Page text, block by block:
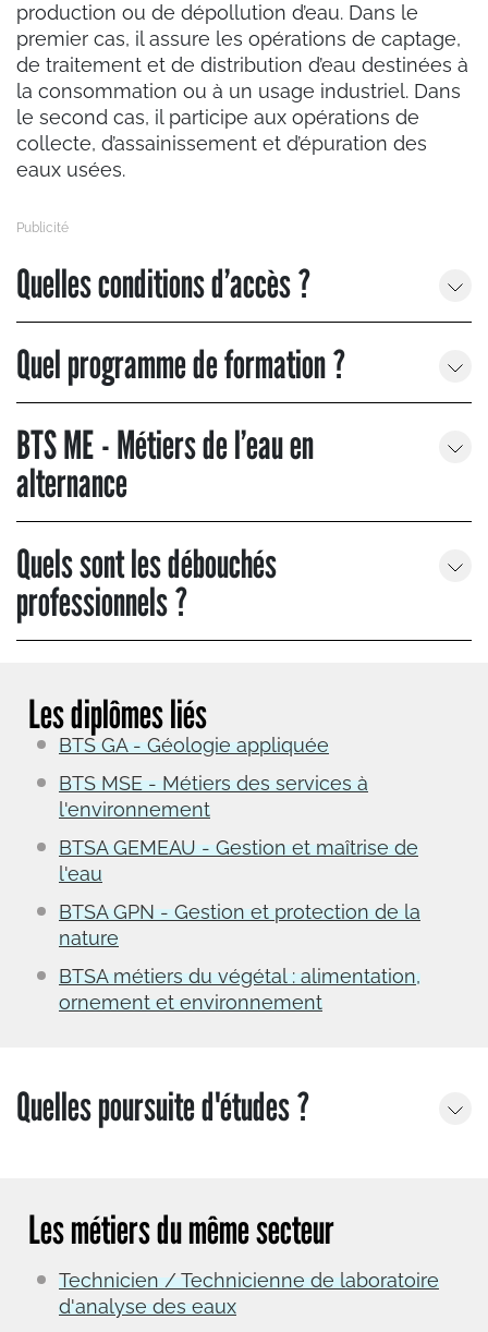
production ou de dépollution d’eau. Dans le
premier cas, il assure les opérations de captage,
de traitement et de distribution d’eau destinées à
la consommation ou à un usage industriel. Dans
le second cas, il participe aux opérations de
collecte, d’assainissement et d’épuration des
eaux usées.
Quelles conditions d’accès ?
Quel programme de formation ?
BTS ME - Métiers de l’eau en
alternance
Quels sont les débouchés
professionnels ?
Les diplômes liés
BTS GA - Géologie appliquée
BTS MSE - Métiers des services à
l'environnement
BTSA GEMEAU - Gestion et maîtrise de
l'eau
BTSA GPN - Gestion et protection de la
nature
BTSA métiers du végétal : alimentation,
ornement et environnement
Quelles poursuite d'études ?
Les métiers du même secteur
Technicien / Technicienne de laboratoire
d'analyse des eaux